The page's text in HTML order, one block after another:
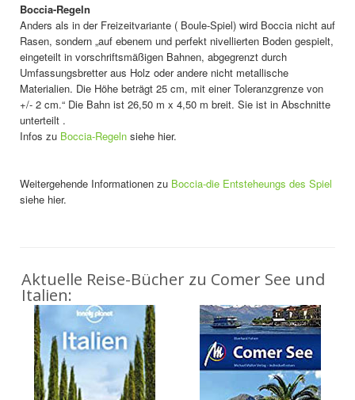
Boccia-Regeln
Anders als in der Freizeitvariante ( Boule-Spiel) wird Boccia nicht auf
Rasen, sondern „auf ebenem und perfekt nivellierten Boden gespielt,
eingeteilt in vorschriftsmäßigen Bahnen, abgegrenzt durch
Umfassungsbretter aus Holz oder andere nicht metallische
Materialien. Die Höhe beträgt 25 cm, mit einer Toleranzgrenze von
+/- 2 cm.“ Die Bahn ist 26,50 m x 4,50 m breit. Sie ist in Abschnitte
unterteilt .
Infos zu Boccia-Regeln siehe hier.
Weitergehende Informationen zu Boccia-die Entsteheungs des Spiel
siehe hier.
Aktuelle Reise-Bücher zu Comer See und
Italien: